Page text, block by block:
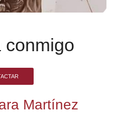
conmigo
Martínez